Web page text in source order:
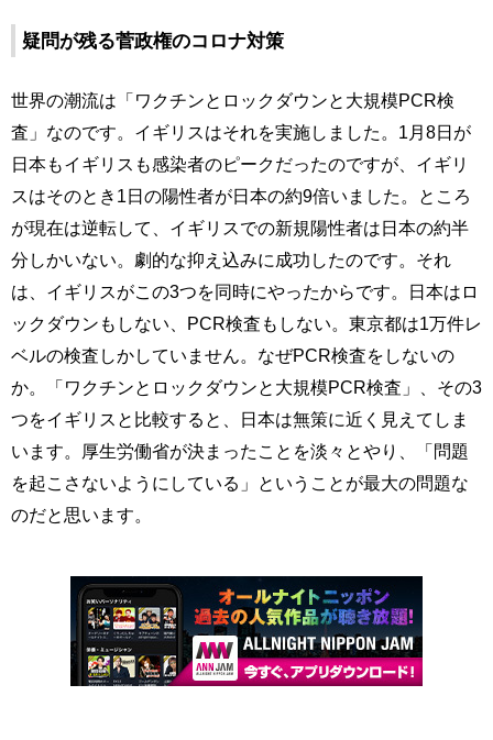
疑問が残る菅政権のコロナ対策
世界の潮流は「ワクチンとロックダウンと大規模PCR検
査」なのです。イギリスはそれを実施しました。1月8日が
日本もイギリスも感染者のピークだったのですが、イギリ
スはそのとき1日の陽性者が日本の約9倍いました。ところ
が現在は逆転して、イギリスでの新規陽性者は日本の約半
分しかいない。劇的な抑え込みに成功したのです。それ
は、イギリスがこの3つを同時にやったからです。日本はロ
ックダウンもしない、PCR検査もしない。東京都は1万件レ
ベルの検査しかしていません。なぜPCR検査をしないの
か。「ワクチンとロックダウンと大規模PCR検査」、その3
つをイギリスと比較すると、日本は無策に近く見えてしま
います。厚生労働省が決まったことを淡々とやり、「問題
を起こさないようにしている」ということが最大の問題な
のだと思います。